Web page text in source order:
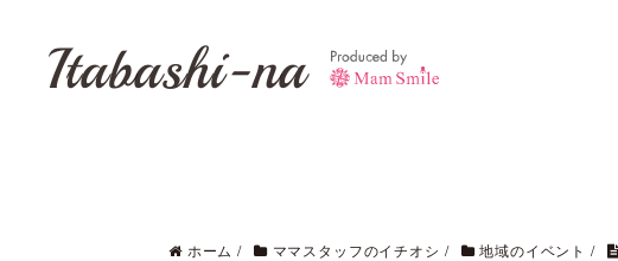
Itabashi-na
ホーム / ママスタッフのイチオシ / 地域のイベント /